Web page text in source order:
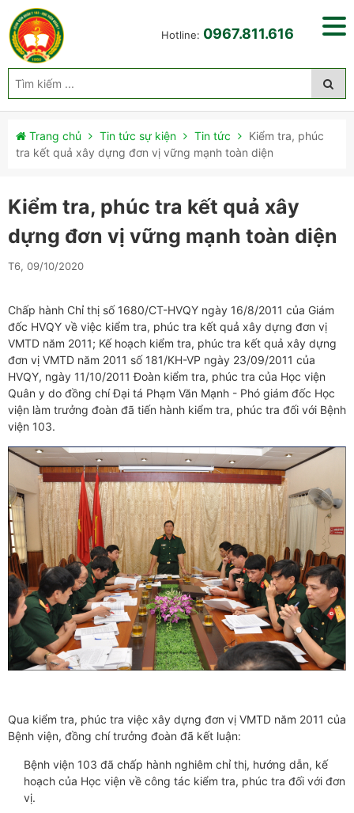
Hotline: 0967.811.616
Trang chủ Tin tức sự kiện Tin tức
Kiểm tra, phúc
tra kết quả xây dựng đơn vị vững mạnh toàn diện
Kiểm tra, phúc tra kết quả xây
dựng đơn vị vững mạnh toàn diện
T6, 09/10/2020
Chấp hành Chỉ thị số 1680/CT-HVQY ngày 16/8/2011 của Giám
đốc HVQY về việc kiểm tra, phúc tra kết quả xây dựng đơn vị
VMTD năm 2011; Kế hoạch kiểm tra, phúc tra kết quả xây dựng
đơn vị VMTD năm 2011 số 181/KH-VP ngày 23/09/2011 của
HVQY, ngày 11/10/2011 Đoàn kiểm tra, phúc tra của Học viện
Quân y do đồng chí Đại tá Phạm Văn Mạnh - Phó giám đốc Học
viện làm trưởng đoàn đã tiến hành kiểm tra, phúc tra đối với Bệnh
viện 103.
Qua kiểm tra, phúc tra việc xây dựng đơn vị VMTD năm 2011 của
Bệnh viện, đồng chí trưởng đoàn đã kết luận:
Bệnh viện 103 đã chấp hành nghiêm chỉ thị, hướng dẫn, kế
hoạch của Học viện về công tác kiểm tra, phúc tra đối với đơn
vị.